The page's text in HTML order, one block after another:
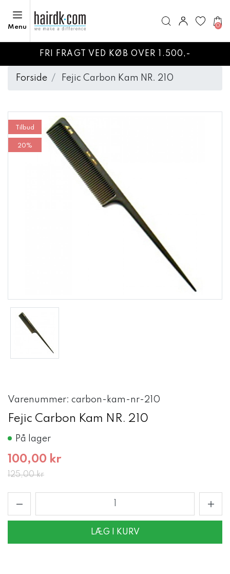
Menu 0
FRI FRAGT VED KØB OVER 1.500,-
Forside Fejic Carbon Kam NR. 210
Tilbud
20%
Varenummer: carbon-kam-nr-210
Fejic Carbon Kam NR. 210
På lager
100,00 kr
125,00 kr
LÆG I KURV